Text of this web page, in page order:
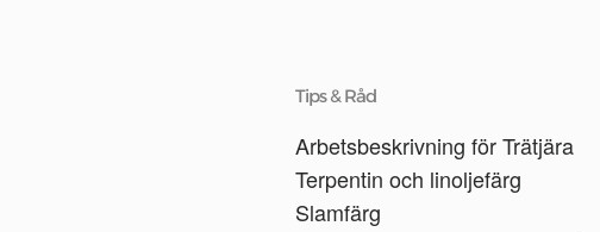
Tips & Råd
Arbetsbeskrivning för Trätjära
Terpentin och linoljefärg
Slamfärg